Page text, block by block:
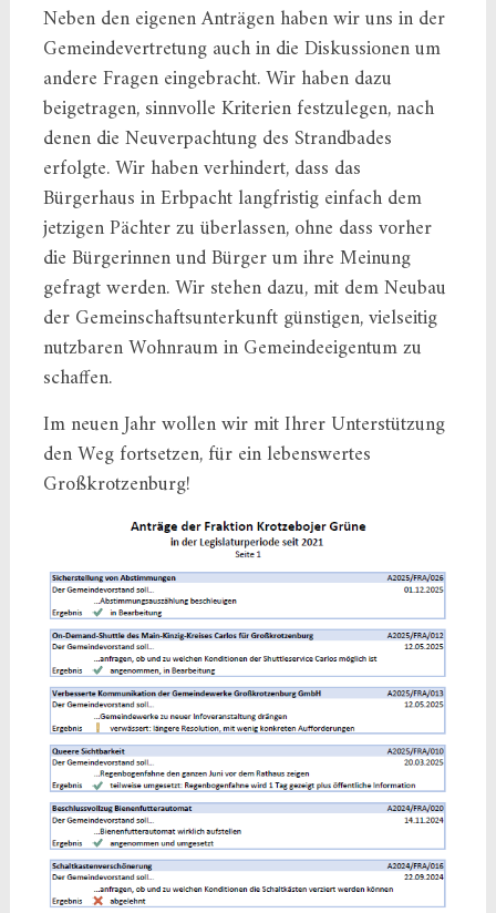
Neben den eigenen Anträgen haben wir uns in der
Gemeindevertretung auch in die Diskussionen um
andere Fragen eingebracht. Wir haben dazu
beigetragen, sinnvolle Kriterien festzulegen, nach
denen die Neuverpachtung des Strandbades
erfolgte. Wir haben verhindert, dass das
Bürgerhaus in Erbpacht langfristig einfach dem
jetzigen Pächter zu überlassen, ohne dass vorher
die Bürgerinnen und Bürger um ihre Meinung
gefragt werden. Wir stehen dazu, mit dem Neubau
der Gemeinschaftsunterkunft günstigen, vielseitig
nutzbaren Wohnraum in Gemeindeeigentum zu
schaffen.
Im neuen Jahr wollen wir mit Ihrer Unterstützung
den Weg fortsetzen, für ein lebenswertes
Großkrotzenburg!